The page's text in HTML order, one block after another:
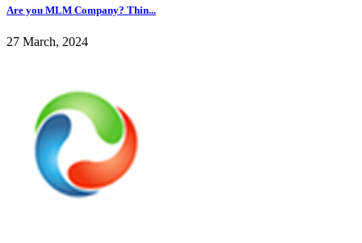
Are you MLM Company? Thin...
27 March, 2024